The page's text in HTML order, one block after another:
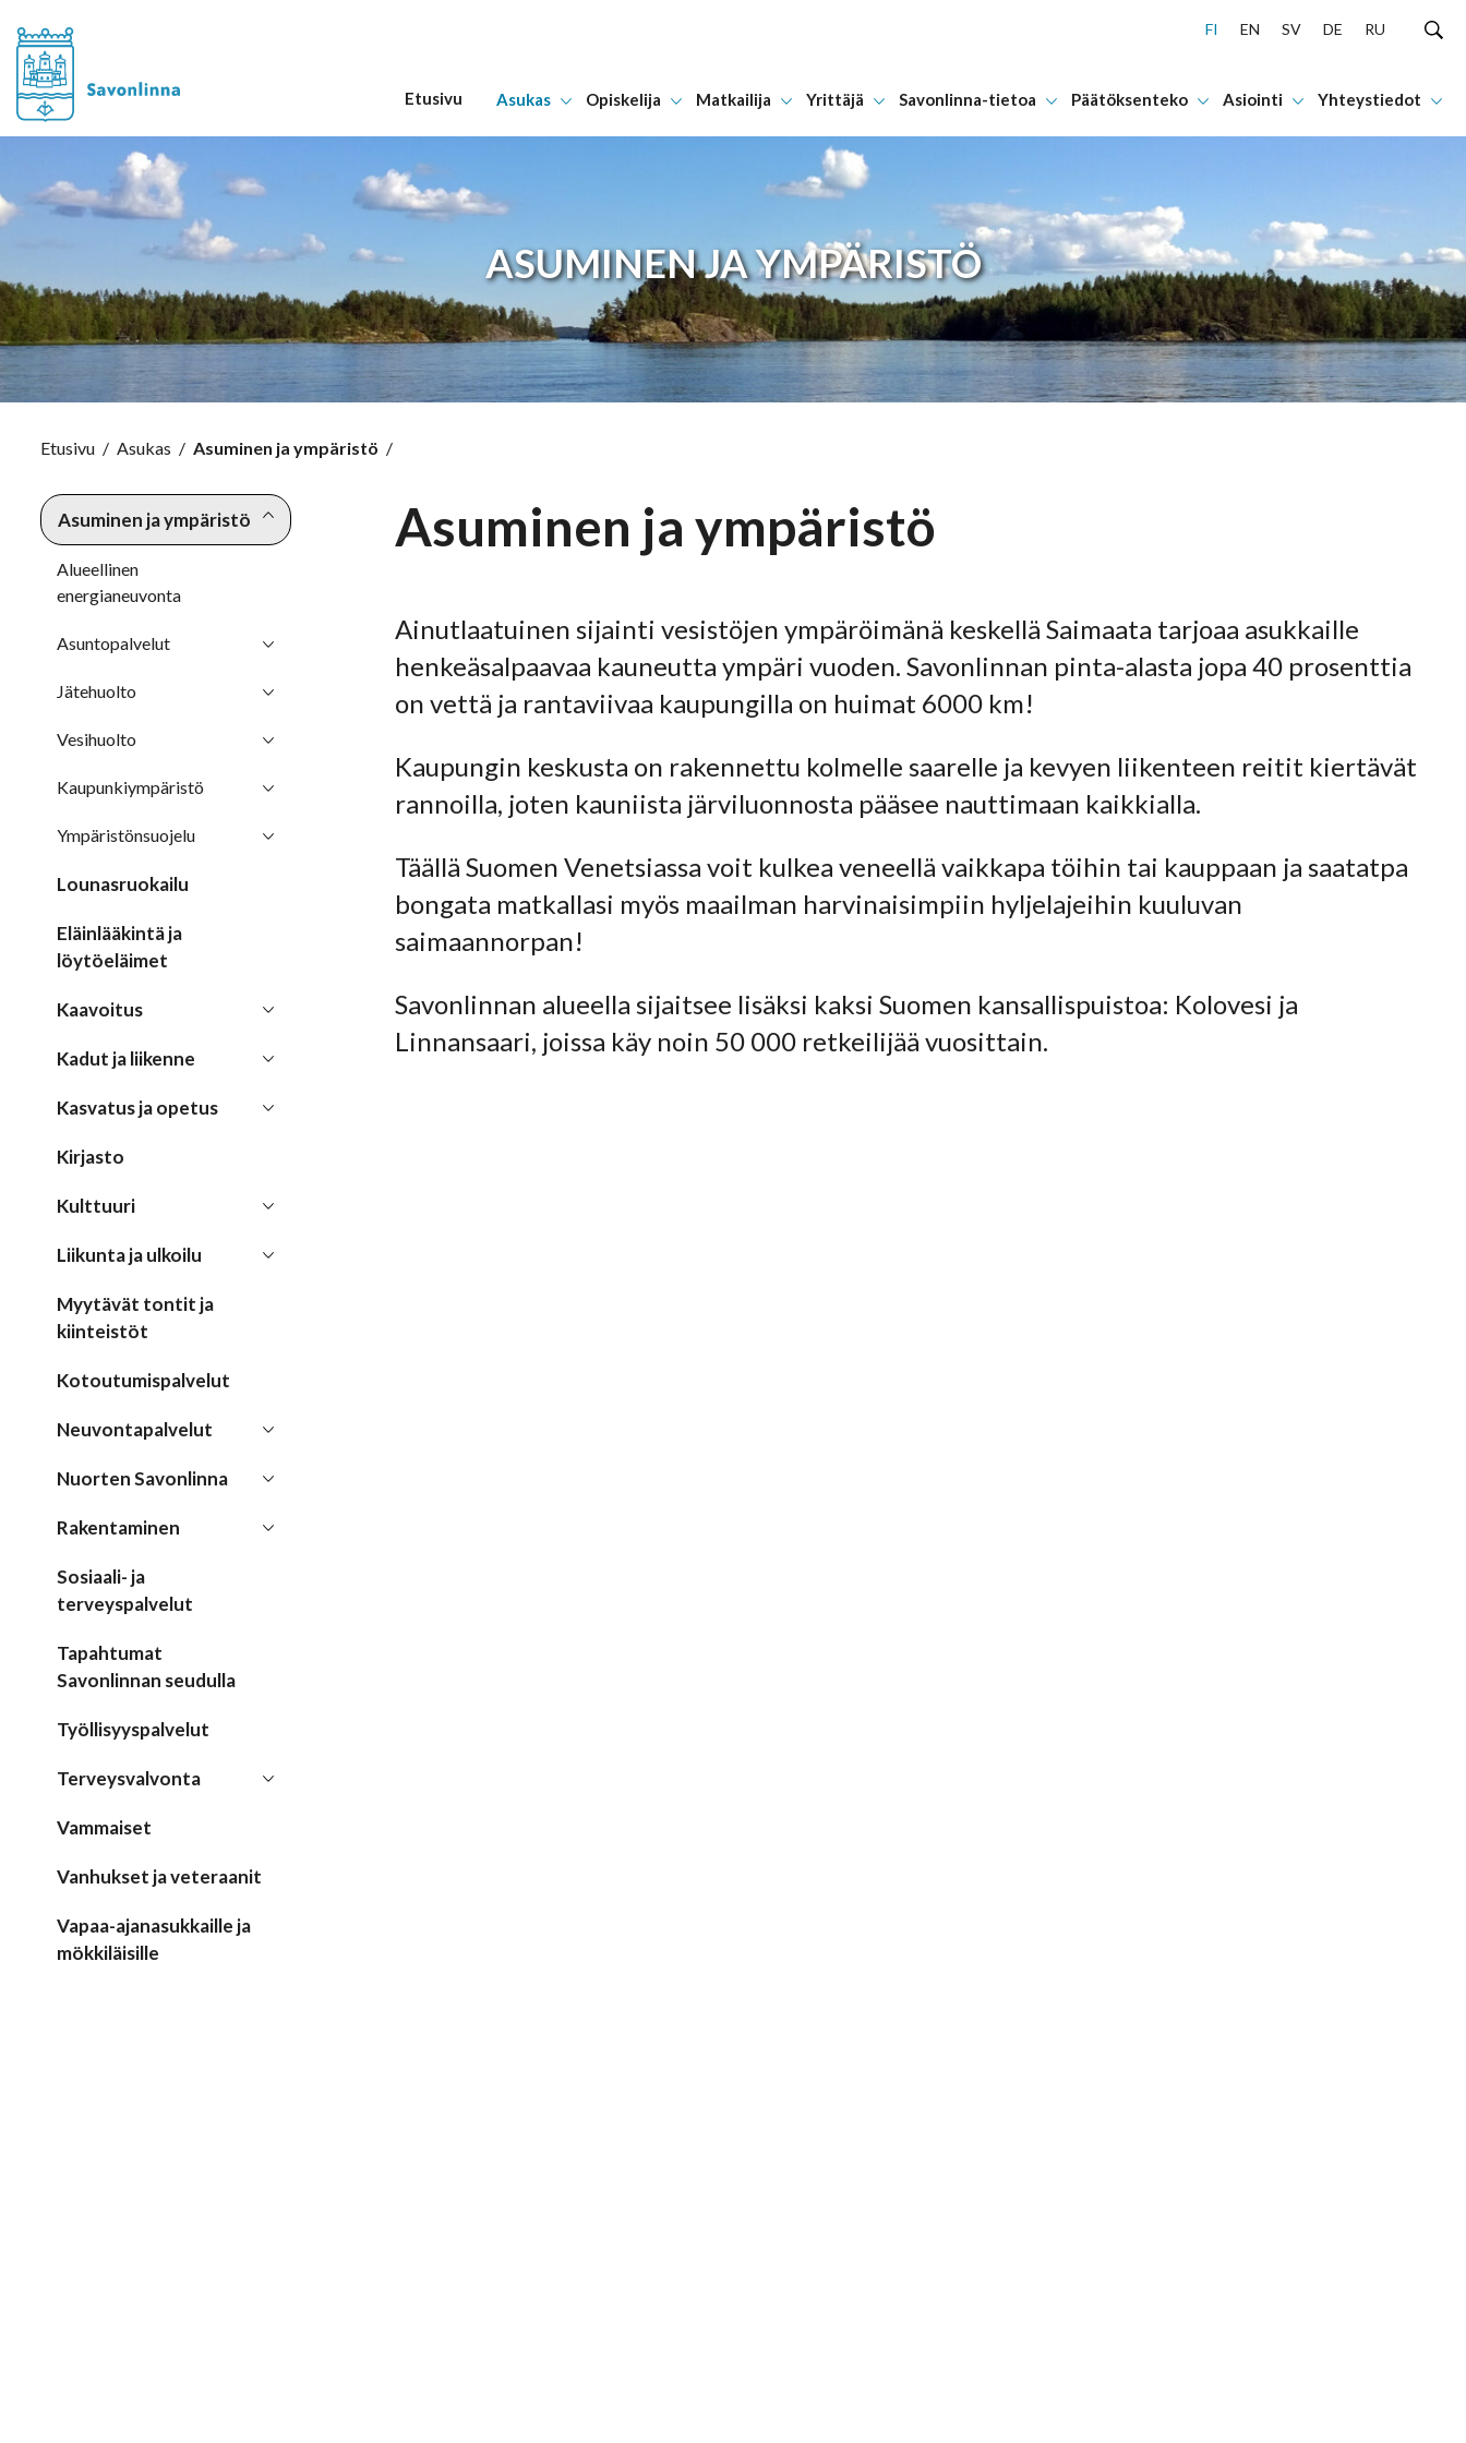
Hyppää sisältöön
FI EN SV DE RU
Etusivu Asukas Opiskelija Matkailija Yrittäjä Savonlinna-tietoa Päätöksenteko Asiointi Yhteystiedot
ASUMINEN JA YMPÄRISTÖ
Etusivu / Asukas / Asuminen ja ympäristö /
Asuminen ja ympäristö
Alueellinen
energianeuvonta
Asuntopalvelut
Jätehuolto
Vesihuolto
Kaupunkiympäristö
Ympäristönsuojelu
Lounasruokailu
Eläinlääkintä ja
löytöeläimet
Kaavoitus
Kadut ja liikenne
Kasvatus ja opetus
Kirjasto
Kulttuuri
Liikunta ja ulkoilu
Myytävät tontit ja
kiinteistöt
Kotoutumispalvelut
Neuvontapalvelut
Nuorten Savonlinna
Rakentaminen
Sosiaali- ja
terveyspalvelut
Tapahtumat
Savonlinnan seudulla
Työllisyyspalvelut
Terveysvalvonta
Vammaiset
Vanhukset ja veteraanit
Vapaa-ajanasukkaille ja
mökkiläisille
Asuminen ja ympäristö
Ainutlaatuinen sijainti vesistöjen ympäröimänä keskellä Saimaata tarjoaa asukkaille
henkeäsalpaavaa kauneutta ympäri vuoden. Savonlinnan pinta-alasta jopa 40 prosenttia
on vettä ja rantaviivaa kaupungilla on huimat 6000 km!
Kaupungin keskusta on rakennettu kolmelle saarelle ja kevyen liikenteen reitit kiertävät
rannoilla, joten kauniista järviluonnosta pääsee nauttimaan kaikkialla.
Täällä Suomen Venetsiassa voit kulkea veneellä vaikkapa töihin tai kauppaan ja saatatpa
bongata matkallasi myös maailman harvinaisimpiin hyljelajeihin kuuluvan
saimaannorpan!
Savonlinnan alueella sijaitsee lisäksi kaksi Suomen kansallispuistoa: Kolovesi ja
Linnansaari, joissa käy noin 50 000 retkeilijää vuosittain.